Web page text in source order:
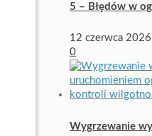
5 – Błędów w
12 czerwca 2026
0
Wygrzewanie